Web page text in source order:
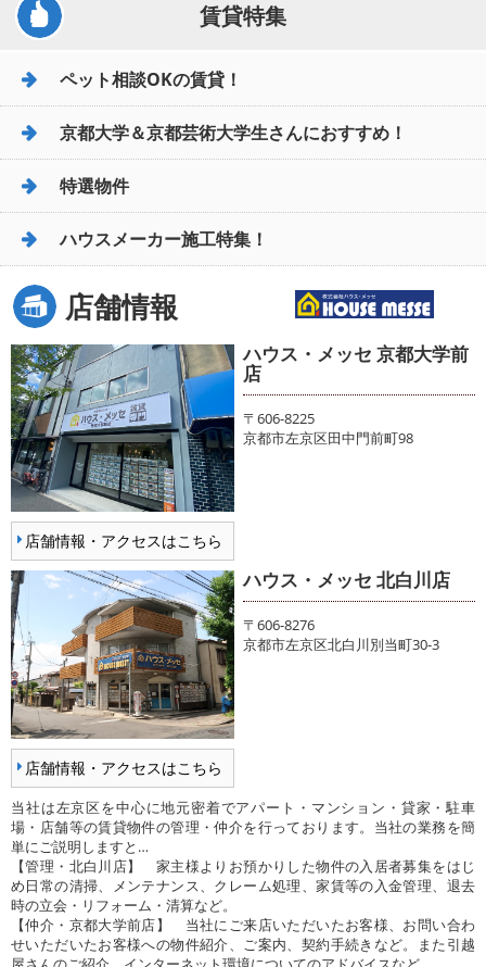
賃貸特集
ペット相談OKの賃貸！
京都大学＆京都芸術大学生さんにおすすめ！
特選物件
ハウスメーカー施工特集！
店舗情報
店舗情報・アクセスはこちら
ハウス・メッセ 京都大学前
店
〒606-8225
京都市左京区田中門前町98
店舗情報・アクセスはこちら
ハウス・メッセ 北白川店
〒606-8276
京都市左京区北白川別当町30-3
当社は左京区を中心に地元密着でアパート・マンション・貸家・駐車
場・店舗等の賃貸物件の管理・仲介を行っております。当社の業務を簡
単にご説明しますと…
【管理・北白川店】 家主様よりお預かりした物件の入居者募集をはじ
め日常の清掃、メンテナンス、クレーム処理、家賃等の入金管理、退去
時の立会・リフォーム・清算など。
【仲介・京都大学前店】 当社にご来店いただいたお客様、お問い合わ
せいただいたお客様への物件紹介、ご案内、契約手続きなど。また引越